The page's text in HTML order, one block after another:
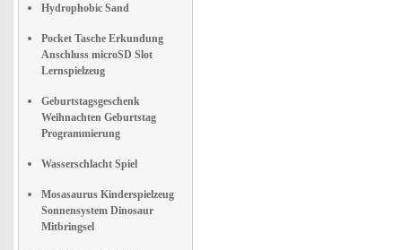
Hydrophobic Sand
Pocket Tasche Erkundung
Anschluss microSD Slot
Lernspielzeug
Geburtstagsgeschenk
Weihnachten Geburtstag
Programmierung
Wasserschlacht Spiel
Mosasaurus Kinderspielzeug
Sonnensystem Dinosaur
Mitbringsel